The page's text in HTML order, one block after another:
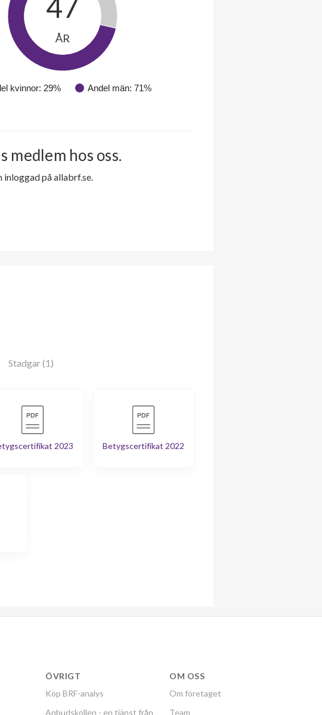
kvinnor: 29% Andel män: 71%
47
ÅR
hos oss.
på allabrf.se.
Stadgar (1)
2023 Betygscertifikat 2022
ÖVRIGT
Köp BRF-analys
Anbudskollen - en tjänst från
OM OSS
Om företaget
Team